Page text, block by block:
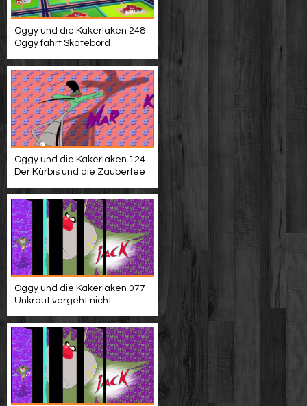
Oggy und die Kakerlaken 248
Oggy fährt Skatebord
Oggy und die Kakerlaken 124
Der Kürbis und die Zauberfee
Oggy und die Kakerlaken 077
Unkraut vergeht nicht